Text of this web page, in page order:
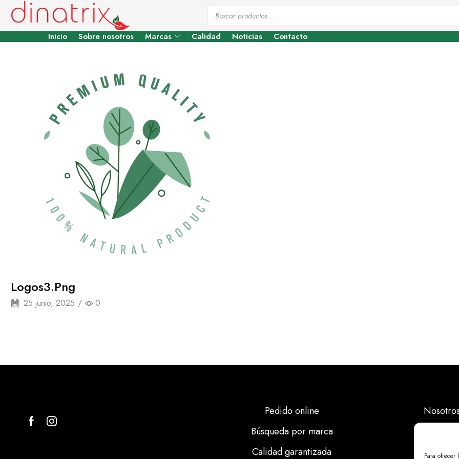
Para
Inicio Sobre nosotros Marcas Calidad Noticias Contacto
Logos3.png
25 junio, 2025 / 0
Pedido online
Búsqueda por marca
Calidad garantizada
Calidad